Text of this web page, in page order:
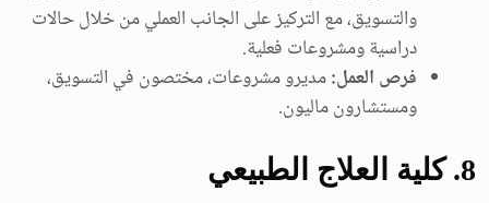
والتسويق، مع التركيز على الجانب العملي من خلال حالات
دراسية ومشروعات فعلية.
فرص العمل:مديرو مشروعات، مختصون في التسويق،
ومستشارون ماليون.
8. كلية العلاج الطبيعي